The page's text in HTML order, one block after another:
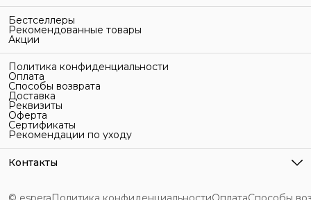
Бестселлеры
Рекомендованные товары
Акции
Политика конфиденциальности
Оплата
Способы возврата
Доставка
Реквизиты
Оферта
Сертификаты
Рекомендации по уходу
Контакты